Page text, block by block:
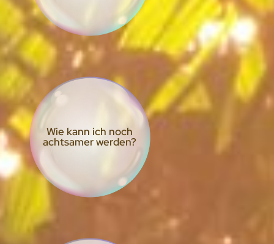
Wie kann ich noch
achtsamer werden?